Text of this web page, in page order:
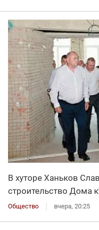
В хуторе Ханьков
строительство Дома
Общество вчера, 20:25